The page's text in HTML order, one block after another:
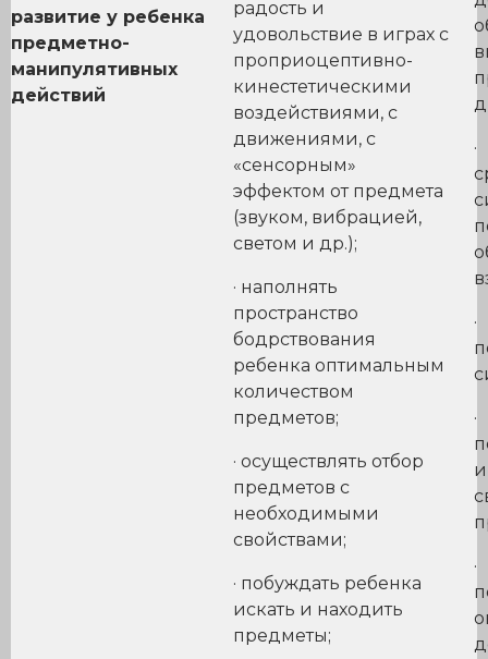
развитие у ребенка
предметно-
манипулятивных
действий
радость и
удовольствие в играх с
проприоцептивно-
кинестетическими
воздействиями, с
движениями, с
«сенсорным»
эффектом от предмета
(звуком, вибрацией,
светом и др.);
· наполнять
пространство
бодрствования
ребенка оптимальным
количеством
предметов;
· осуществлять отбор
предметов с
необходимыми
свойствами;
· побуждать ребенка
искать и находить
предметы;